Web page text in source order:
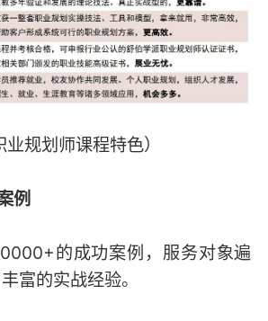
业规划师课程特色）
例
的成功案例，服务对象遍
富的实战经验。